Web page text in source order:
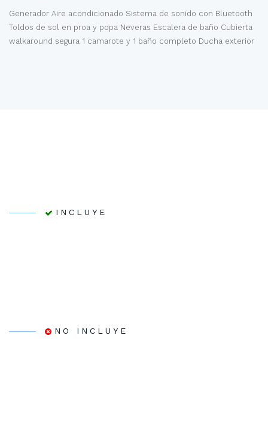
Generador Aire acondicionado Sistema de sonido con Bluetooth
Toldos de sol en proa y popa Neveras Escalera de baño Cubierta
walkaround segura 1 camarote y 1 baño completo Ducha exterior
INCLUYE
NO INCLUYE